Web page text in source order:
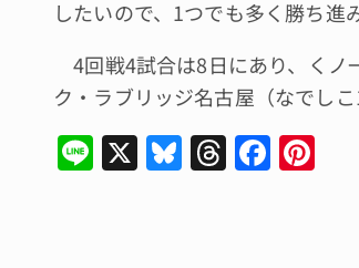
したいので、1つでも多く勝ち進
4回戦4試合は8日にあり、くノ
ク・ラブリッジ名古屋（なでしこ
Li X Bl T F